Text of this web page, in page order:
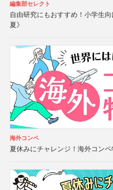
編集部セレクト
自由研究にもおすすめ！小学生
夏》
海外コンペ
夏休みにチャレンジ！海外コン